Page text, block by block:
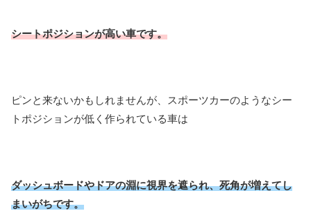
シートポジションが高い車です。
ピンと来ないかもしれませんが、スポーツカーのようなシー
トポジションが低く作られている車は
ダッシュボードやドアの淵に視界を遮られ、死角が増えてし
まいがちです。